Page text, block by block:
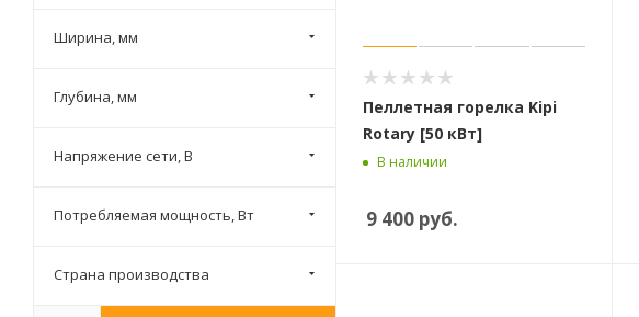
Пеллетная горелка Kipi
Rotary [50 кВт]
В наличии
9 400 руб.
Ширина, мм
Глубина, мм
Напряжение сети, В
Потребляемая мощность, Вт
Страна производства